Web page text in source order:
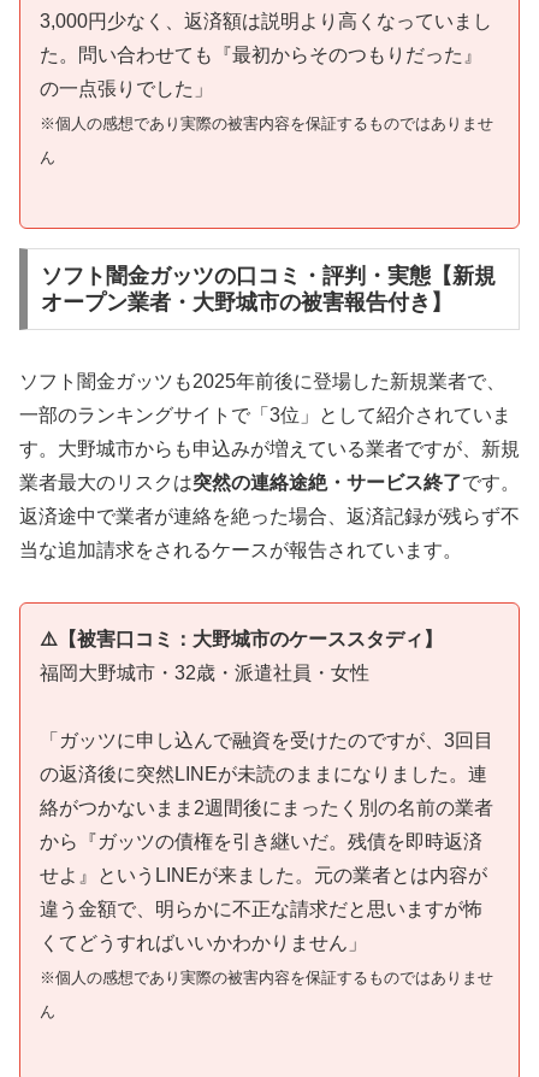
3,000円少なく、返済額は説明より高くなっていまし
た。問い合わせても『最初からそのつもりだった』
の一点張りでした」
※個人の感想であり実際の被害内容を保証するものではありませ
ん
ソフト闇金ガッツの口コミ・評判・実態【新規
オープン業者・大野城市の被害報告付き】
ソフト闇金ガッツも2025年前後に登場した新規業者で、
一部のランキングサイトで「3位」として紹介されていま
す。大野城市からも申込みが増えている業者ですが、新規
業者最大のリスクは突然の連絡途絶・サービス終了です。
返済途中で業者が連絡を絶った場合、返済記録が残らず不
当な追加請求をされるケースが報告されています。
⚠️【被害口コミ：大野城市のケーススタディ】
福岡大野城市・32歳・派遣社員・女性
「ガッツに申し込んで融資を受けたのですが、3回目
の返済後に突然LINEが未読のままになりました。連
絡がつかないまま2週間後にまったく別の名前の業者
から『ガッツの債権を引き継いだ。残債を即時返済
せよ』というLINEが来ました。元の業者とは内容が
違う金額で、明らかに不正な請求だと思いますが怖
くてどうすればいいかわかりません」
※個人の感想であり実際の被害内容を保証するものではありませ
ん